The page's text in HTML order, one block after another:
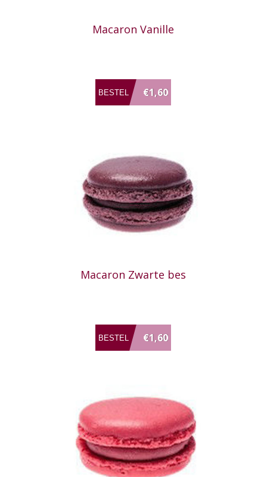
Macaron Vanille
€1,60
Macaron Zwarte bes
€1,60